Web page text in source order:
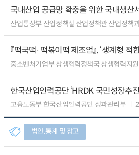
국내산업 공급망 확충을 위한 국내생산
산업통상부 산업정책실 산업정책관 산업정책
『떡국떡·떡볶이떡 제조업』, ‘생계형 적
중소벤처기업부 상생협력정책국 상생협력지
한국산업인력공단 ‘HRDK 국민성장추
고용노동부 한국산업인력공단 성과관리부
법안.통계 및 참고